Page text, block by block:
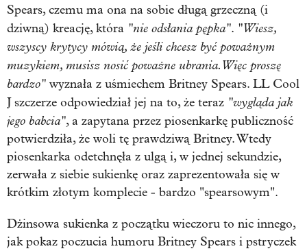
Spears, czemu ma ona na sobie długą grzeczną (i
dziwną) kreację, która "nie odsłania pępka". "Wiesz,
wszyscy krytycy mówią, że jeśli chcesz być poważnym
muzykiem, musisz nosić poważne ubrania. Więc proszę
bardzo" wyznała z uśmiechem Britney Spears. LL Cool
J szczerze odpowiedział jej na to, że teraz "wygląda jak
jego babcia", a zapytana przez piosenkarkę publiczność
potwierdziła, że woli tę prawdziwą Britney. Wtedy
piosenkarka odetchnęła z ulgą i, w jednej sekundzie,
zerwała z siebie sukienkę oraz zaprezentowała się w
krótkim złotym komplecie - bardzo "spearsowym".
Dżinsowa sukienka z początku wieczoru to nic innego,
jak pokaz poczucia humoru Britney Spears i pstryczek